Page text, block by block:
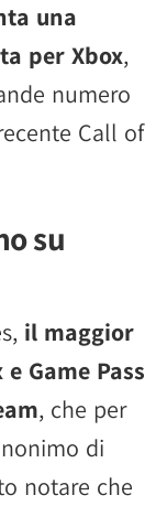
una
per Xbox,
numero
Call of
su
il maggior
Game Pass
, che per
di
notare che